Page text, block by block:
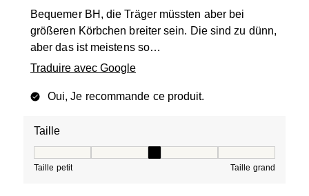
Bequemer BH, die Träger müssten aber bei
größeren Körbchen breiter sein. Die sind zu dünn,
aber das ist meistens so…
Traduire avec Google
Oui, Je recommande ce produit.
Taille
Taille petit Taille grand